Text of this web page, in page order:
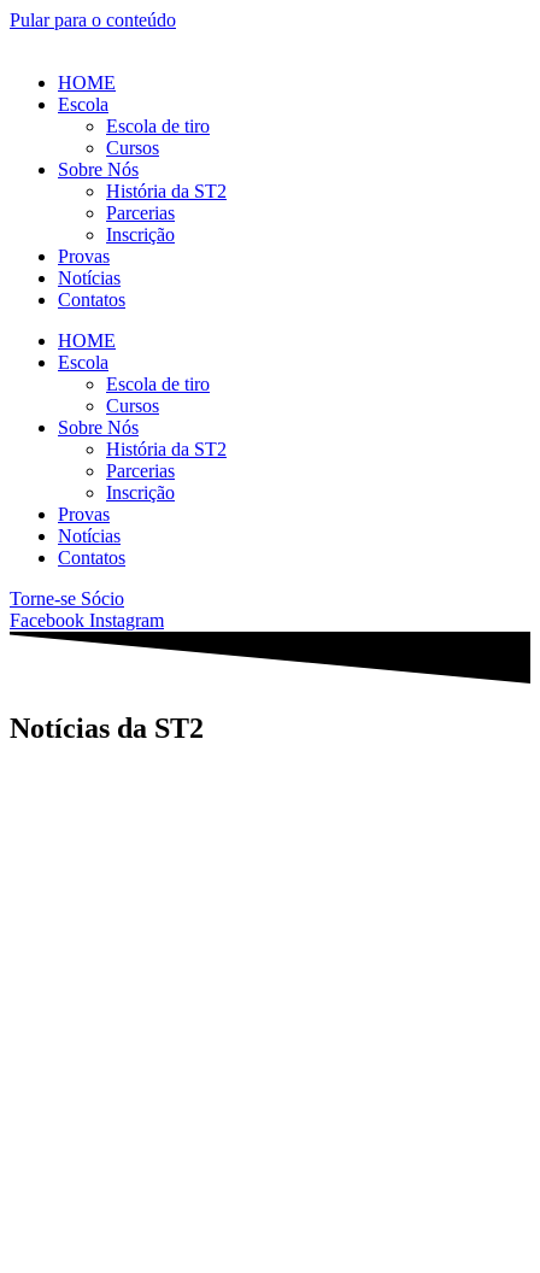
Pular para o conteúdo
HOME
Escola
Escola de tiro
Cursos
Sobre Nós
História da ST2
Parcerias
Inscrição
Provas
Notícias
Contatos
HOME
Escola
Escola de tiro
Cursos
Sobre Nós
História da ST2
Parcerias
Inscrição
Provas
Notícias
Contatos
Torne-se Sócio
Facebook Instagram
Notícias da ST2